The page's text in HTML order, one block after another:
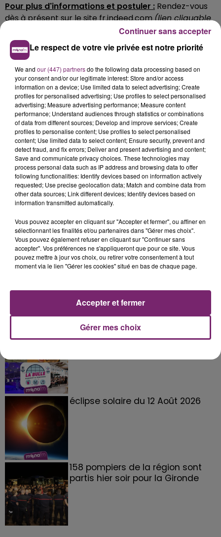
Pour plus d'informations et postuler : Rendez-vous
dès à présent sur le sitefr.indeed.com(lien cliquable
menant directement à l'annonce).
La Bulle - Guinguette éphémère
éclipse solaire du 12 Août 2026
158 pompiers de la région sont
partis hier soir pour la Gironde
Le respect de votre vie privée est notre priorité
We and our (447) partnersdo the following data processing based on
your consent and/or our legitimate interest: Store and/or access
information on a device; Use limited data to select advertising; Create
profiles for personalised advertising; Use profiles to select personalised
advertising; Measure advertising performance; Measure content
performance; Understand audiences through statistics or combinations
of data from different sources; Develop and improve services; Create
profiles to personalise content; Use profiles to select personalised
content; Use limited data to select content; Ensure security, prevent and
detect fraud, and fix errors; Deliver and present advertising and content;
Save and communicate privacy choices. These technologies may
process personal data such as IP address and browsing data to offer
following functionalities: Identify devices based on information actively
requested; Use precise geolocation data; Match and combine data from
other data sources; Link different devices; Identify devices based on
information transmitted automatically.
Vous pouvez accepter en cliquant sur "Accepter et fermer", ou affiner en
sélectionnant les finalités et/ou partenaires dans "Gérer mes choix".
Vous pouvez également refuser en cliquant sur "Continuer sans
accepter". Vos préférences ne s'appliqueront que pour ce site. Vous
pouvez mettre à jour vos choix, ou retirer votre consentement à tout
moment via le lien "Gérer les cookies" situé en bas de chaque page.
Gérer mes choix
Accepter et fermer
Continuer sans accepter